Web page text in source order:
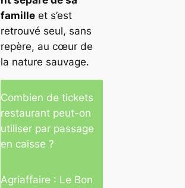
familleet s’est
retrouvé seul, sans
repère, au cœur de
la nature sauvage.
Combien de tickets
restaurant peut-on
utiliser par passage
en caisse ?
Agriaffaire : Le Bon